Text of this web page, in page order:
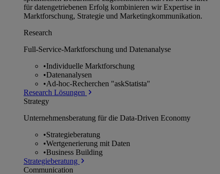
für datengetriebenen Erfolg kombinieren wir Expertise in
Marktforschung, Strategie und Marketingkommunikation.
Research
Full-Service-Marktforschung und Datenanalyse
•Individuelle Marktforschung
•Datenanalysen
•Ad-hoc-Recherchen "askStatista"
Research Lösungen
Strategy
Unternehmens­beratung für die Data-Driven Economy
•Strategieberatung
•Wertgenerierung mit Daten
•Business Building
Strategieberatung
Communication